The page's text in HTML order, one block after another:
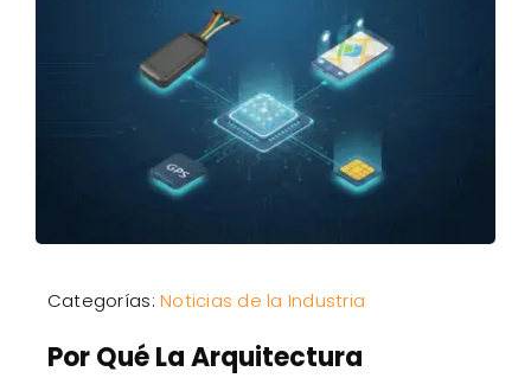
Categorías:Noticias de la Industria
Por Qué La Arquitectura